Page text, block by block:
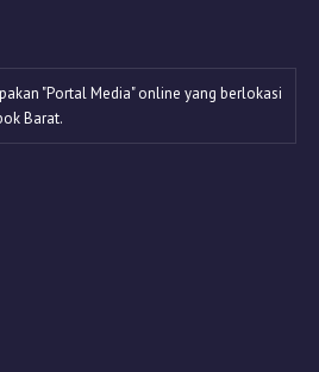
"Portal Media" online yang berlokasi
Barat.